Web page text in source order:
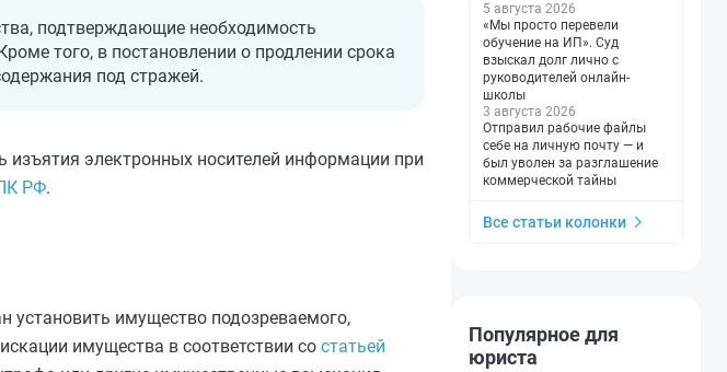
подтверждающие необходимость
того, в постановлении о продлении срока
под стражей.
изъятия электронных носителей информации при
РФ.
установить имущество подозреваемого,
имущества в соответствии со статьей
5 августа 2026
«Мы просто перевели
обучение на ИП». Суд
взыскал долг лично с
руководителей онлайн-
школы
3 августа 2026
Отправил рабочие файлы
себе на личную почту — и
был уволен за разглашение
коммерческой тайны
Все статьи колонки
Популярное для
юриста